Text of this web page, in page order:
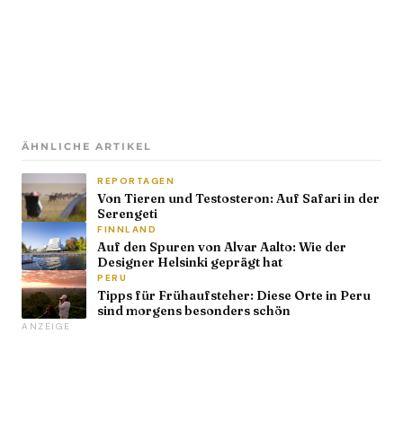
ÄHNLICHE ARTIKEL
REPORTAGEN
Von Tieren und Testosteron: Auf Safari in der
Serengeti
FINNLAND
Auf den Spuren von Alvar Aalto: Wie der
Designer Helsinki geprägt hat
PERU
Tipps für Frühaufsteher: Diese Orte in Peru
sind morgens besonders schön
ANZEIGE